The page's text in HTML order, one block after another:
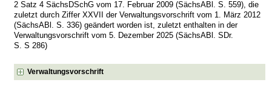
2 Satz 4 SächsDSchG vom 17. Februar 2009 (SächsABl. S. 559), die
zuletzt durch Ziffer XXVII der Verwaltungsvorschrift vom 1. März 2012
(SächsABl. S. 336) geändert worden ist, zuletzt enthalten in der
Verwaltungsvorschrift vom 5. Dezember 2025 (SächsABl. SDr.
S. S 286)
Verwaltungsvorschrift